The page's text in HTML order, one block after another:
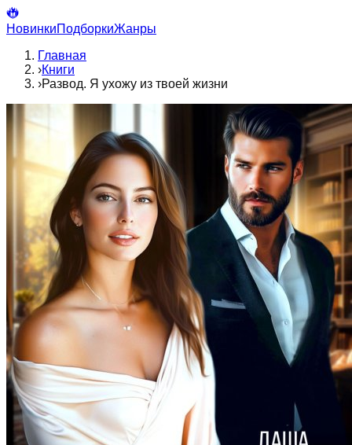
НовинкиПодборкиЖанры
Главная
›Книги
›Развод. Я ухожу из твоей жизни